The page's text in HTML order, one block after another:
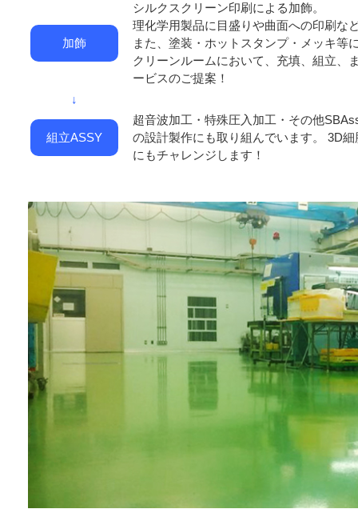
加飾
シルクスクリーン印刷による加飾。
理化学用製品に目盛りや曲面への印刷な
また、塗装・ホットスタンプ・メッキ等
クリーンルームにおいて、充填、組立、
ービスのご提案！
↓
組立ASSY
超音波加工・特殊圧入加工・その他
の設計製作にも取り組んでいます。 3D
にもチャレンジします！